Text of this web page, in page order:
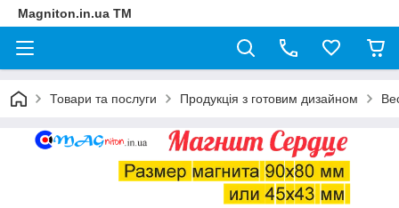
Magniton.in.ua ТМ
Товари та послуги Продукція з готовим дизайном